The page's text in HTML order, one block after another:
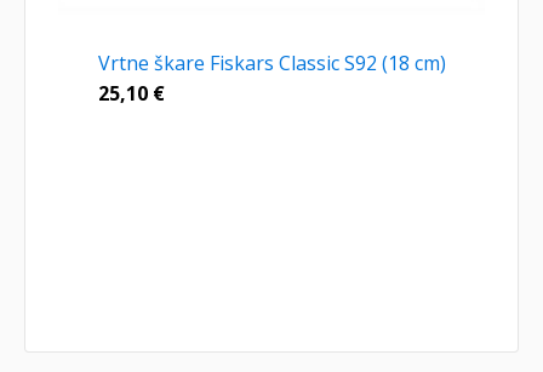
Vrtne škare Fiskars Classic S92 (18 cm)
25,10 €